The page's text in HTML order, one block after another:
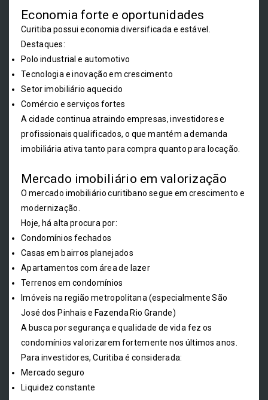
Economia forte e oportunidades
Curitiba possui economia diversificada e estável.
Destaques:
Polo industrial e automotivo
Tecnologia e inovação em crescimento
Setor imobiliário aquecido
Comércio e serviços fortes
A cidade continua atraindo empresas, investidores e
profissionais qualificados, o que mantém a demanda
imobiliária ativa tanto para compra quanto para locação.
Mercado imobiliário em valorização
O mercado imobiliário curitibano segue em crescimento e
modernização.
Hoje, há alta procura por:
Condomínios fechados
Casas em bairros planejados
Apartamentos com área de lazer
Terrenos em condomínios
Imóveis na região metropolitana (especialmente São
José dos Pinhais e Fazenda Rio Grande)
A busca por segurança e qualidade de vida fez os
condomínios valorizarem fortemente nos últimos anos.
Para investidores, Curitiba é considerada:
Mercado seguro
Liquidez constante